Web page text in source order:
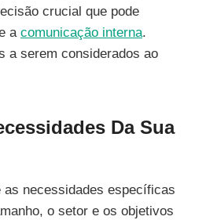
crucial que pode
a comunicação interna.
a serem considerados ao
Da Sua
as necessidades específicas
o setor e os objetivos